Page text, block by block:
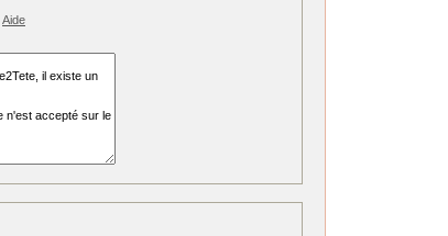
Aide